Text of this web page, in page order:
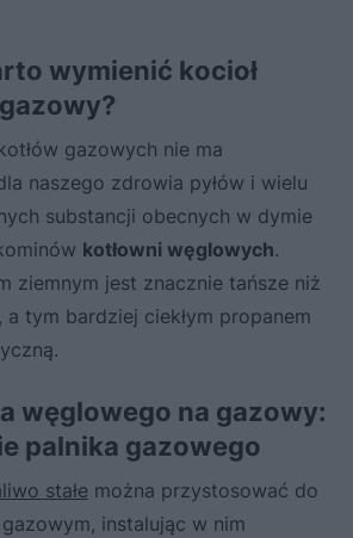
wymienić kocioł
gazowych nie ma
naszego zdrowia pyłów i wielu
substancji obecnych w dymie
kotłowni węglowych.
ziemnym jest znacznie tańsze niż
a tym bardziej ciekłym propanem
węglowego na gazowy:
palnika gazowego
stałe można przystosować do
instalując w nim